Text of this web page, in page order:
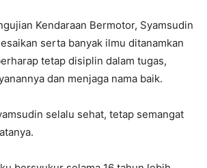
Kendaraan Bermotor, Syamsudin
serta banyak ilmu ditanamkan
tetap disiplin dalam tugas,
dan menjaga nama baik.
selalu sehat, tetap semangat